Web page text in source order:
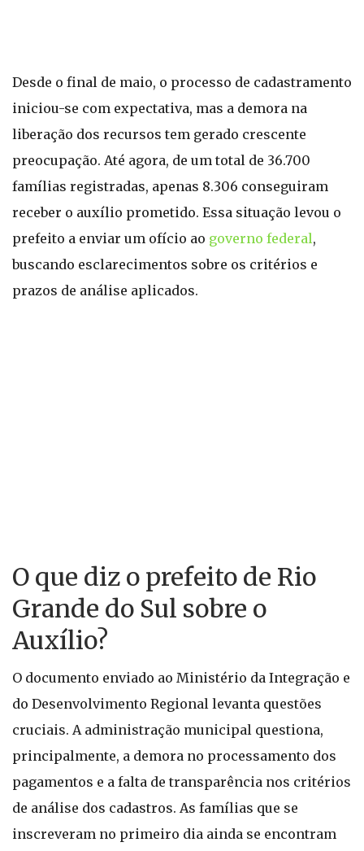
Desde o final de maio, o processo de cadastramento
iniciou-se com expectativa, mas a demora na
liberação dos recursos tem gerado crescente
preocupação. Até agora, de um total de 36.700
famílias registradas, apenas 8.306 conseguiram
receber o auxílio prometido. Essa situação levou o
prefeito a enviar um ofício ao governo federal,
buscando esclarecimentos sobre os critérios e
prazos de análise aplicados.
O que diz o prefeito de Rio
Grande do Sul sobre o
Auxílio?
O documento enviado ao Ministério da Integração e
do Desenvolvimento Regional levanta questões
cruciais. A administração municipal questiona,
principalmente, a demora no processamento dos
pagamentos e a falta de transparência nos critérios
de análise dos cadastros. As famílias que se
inscreveram no primeiro dia ainda se encontram